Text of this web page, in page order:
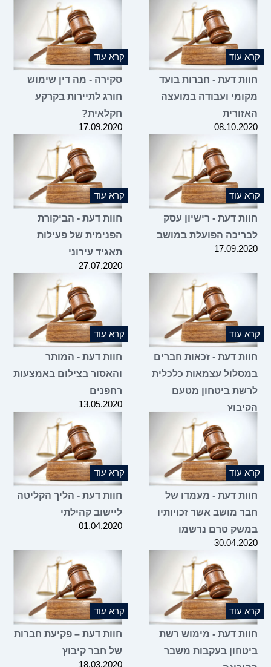
קרא עוד
חוות דעת - חברות בועד
מקומי ועבודה במועצה
האזורית
08.10.2020
קרא עוד
סקירה - מה דין שימוש
חורג לתיירות בקרקע
חקלאית?
17.09.2020
קרא עוד
חוות דעת - רישיון עסק
לבריכה הפועלת במושב
17.09.2020
קרא עוד
חוות דעת - הביקורת
הפנימית של פעילות
תאגיד עירוני
27.07.2020
קרא עוד
חוות דעת - זכאות חברים
במסלול עצמאות כלכלית
לרשת ביטחון מטעם
הקיבוץ
קרא עוד
חוות דעת - המותר
והאסור בצילום באמצעות
רחפנים
13.05.2020
קרא עוד
חוות דעת - מעמדו של
חבר מושב אשר זכויותיו
במשק טרם נרשמו
30.04.2020
קרא עוד
חוות דעת - הליך הקליטה
ליישוב קהילתי
01.04.2020
קרא עוד
חוות דעת - מימוש רשת
ביטחון בעקבות משבר
קרא עוד
חוות דעת – פקיעת חברות
של חבר קיבוץ
18.03.2020